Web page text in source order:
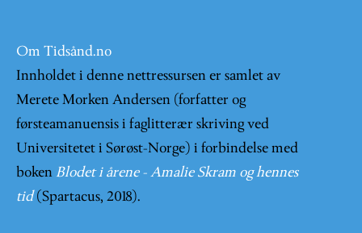
Om Tidsånd.no
Innholdet i denne nettressursen er samlet av
Merete Morken Andersen (forfatter og
førsteamanuensis i faglitterær skriving ved
Universitetet i Sørøst-Norge) i forbindelse med
boken Blodet i årene - Amalie Skram og hennes
tid (Spartacus, 2018).